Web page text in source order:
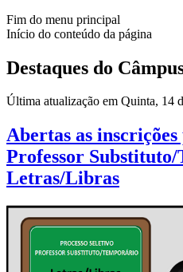
Fim do menu principal
Início do conteúdo da página
Destaques do
Última atualização em Quinta, 14
Abertas as inscrições
Professor
Letras/Libras